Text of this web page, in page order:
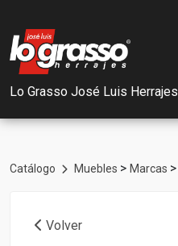
Lo Grasso José Luis Herrajes
Catálogo Muebles > Marcas >
Volver